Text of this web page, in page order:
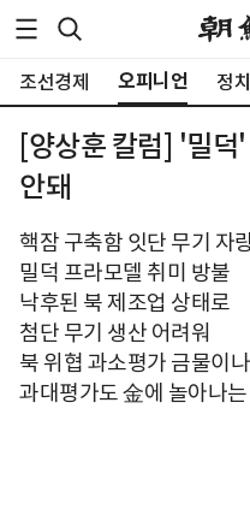
조선경제 오피니언 정치
[양상훈 칼럼] '밀덕
안돼
핵잠 구축함 잇단 무기 자
밀덕 프라모델 취미 방불
낙후된 북 제조업 상태로
첨단 무기 생산 어려워
북 위협 과소평가 금물이나
과대평가도 金에 놀아나는